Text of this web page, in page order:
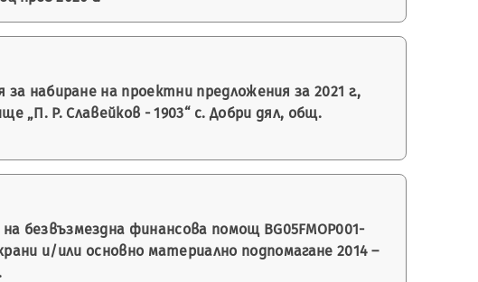
набиране на проектни предложения за 2021 г.,
„П. Р. Славейков - 1903“ с. Добри дял, общ.
безвъзмездна финансова помощ BG05FMOP001-
и/или основно материално подпомагане 2014 –